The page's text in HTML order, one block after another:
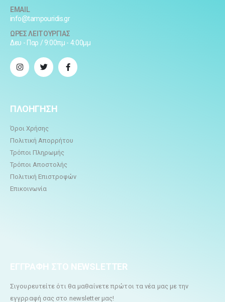
EMAIL
info@tampouridis.gr
ΩΡΕΣ ΛΕΙΤΟΥΡΓΙΑΣ
Δευ - Παρ / 9:00πμ - 4:00μμ
ΠΛΟΗΓΗΣΗ
Όροι Χρήσης
Πολιτική Απορρήτου
Τρόποι Πληρωμής
Τρόποι Αποστολής
Πολιτική Επιστροφών
Επικοινωνία
ΕΓΓΡΑΦΗ ΣΤΟ NEWSLETTER
Σιγουρευτείτε ότι θα μαθαίνετε πρώτοι τα νέα μας με την
εγγρραφή σας στο newsletter μας!